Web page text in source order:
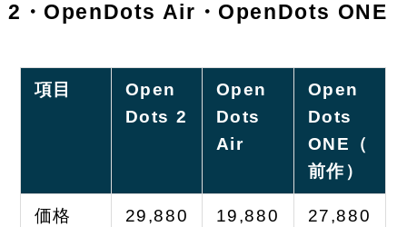
2・OpenDots Air・OpenDots ONE
項目
Open
Dots 2
Open
Dots
Air
Open
Dots
ONE（
前作）
価格
29,880
19,880
27,880